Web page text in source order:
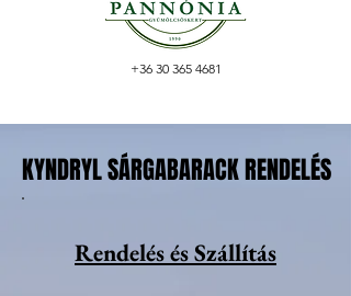
+36 30 365 4681
KYNDRYL SÁRGABARACK RENDELÉS
KYNDRYL SÁRGABARACK RENDELÉS
Rendelés és Szállítás